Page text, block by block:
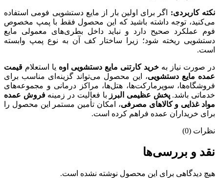
نکته کاربردی: اگر برای اولین بار از مایع دستشویی فومی استفاده
می‌کنید، توجه داشته باشید که این محصول فقط با پمپ مخصوص
فوم عملکرد صحیح دارد و نباید داخل بطری‌های معمولی مایع
دستشویی ریخته شود؛ زیرا ساختار کف آن به نوع پمپ وابسته
است.
در صورت نیاز به خرید کارتنی مایع دستشویی اوه یا استعلام قیمت
عمده مایع دستشویی، این محصول می‌تواند گزینه‌ای مناسب برای
فروشگاه‌ها، سوپرمارکت‌ها، هتل‌ها، مراکز درمانی و مجموعه‌های
خدماتی باشد.پخش عظیمی البرز با فعالیت در زمینهفروش عمده
مواد غذایی و کالاهای مصرفی، امکان تأمین مستمر این محصول را
برای خریداران عمده فراهم کرده است.
نظرات (0)
نقد و بررسی‌ها
هیچ دیدگاهی برای این محصول نوشته نشده است.